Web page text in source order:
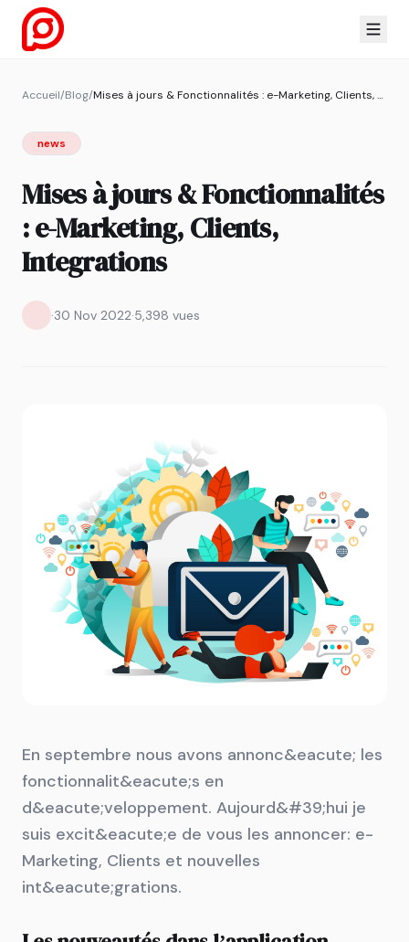
Accueil/Blog/ Mises à jours & Fonctionnalités : e-Marketing, Clients, Integrations
news
Mises à jours & Fonctionnalités
: e-Marketing, Clients,
Integrations
·30 Nov 2022·5,398 vues
En septembre nous avons annonc&eacute; les
fonctionnalit&eacute;s en
d&eacute;veloppement. Aujourd&#39;hui je
suis excit&eacute;e de vous les annoncer: e-
Marketing, Clients et nouvelles
int&eacute;grations.